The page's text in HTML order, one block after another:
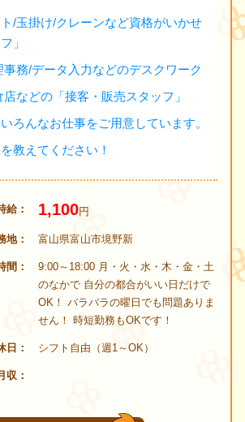
ト/玉掛け/クレーンなど資格がいかせ
」
事務/データ入力などのデスクワーク
店などの「接客・販売スタッフ」
ろんなお仕事をご用意しています。
教えてください！
給 1,100円
地 富山県富山市境野新
間
9:00～18:00 月・火・水・木・金・土
のなかで 自分の都合がいい日だけで
OK！ バラバラの曜日でも問題ありま
せん！ 時短勤務もOKです！
日 シフト自由（週1～OK）
収